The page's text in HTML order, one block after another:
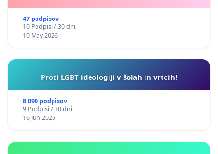
47 podpisov
10 Podpisi / 30 dni
10 May 2026
Proti LGBT ideologiji v šolah in vrtcih!
8 090 podpisov
9 Podpisi / 30 dni
16 Jun 2025